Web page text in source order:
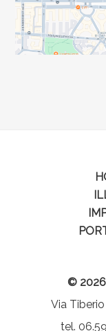
© 2026
Via
tel.